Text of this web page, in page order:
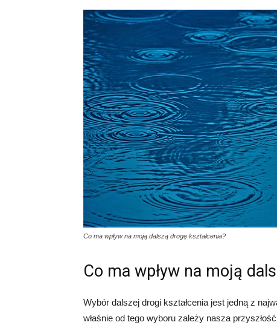
Co ma wpływ na moją dalszą drogę kształcenia?
Co ma wpływ na moją
Wybór dalszej drogi kształcenia jest jedną z
właśnie od tego wyboru zależy nasza